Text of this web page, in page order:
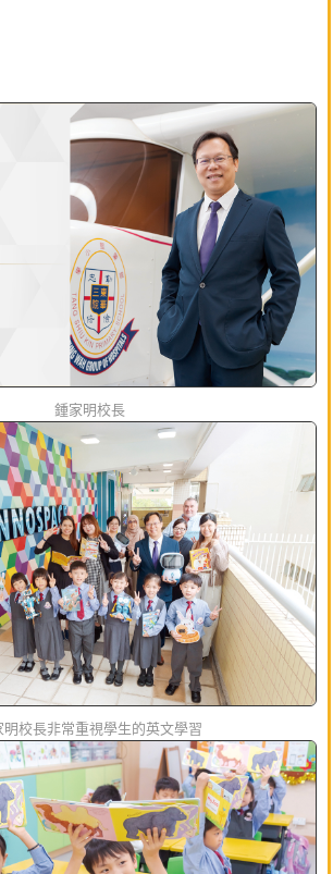
鍾家明校長
明校長非常重視學生的英文學習